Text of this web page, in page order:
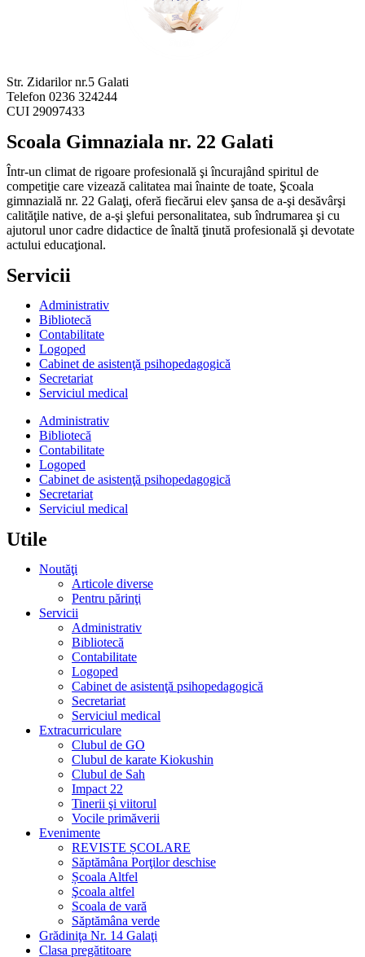
Str. Zidarilor nr.5 Galati
Telefon 0236 324244
CUI 29097433
Scoala Gimnaziala nr. 22 Galati
Într-un climat de rigoare profesională şi încurajând spiritul de
competiţie care vizează calitatea mai înainte de toate, Şcoala
gimnazială nr. 22 Galaţi, oferă fiecărui elev şansa de a-şi desăvârşi
calităţile native, de a-şi şlefui personalitatea, sub îndrumarea şi cu
ajutorul unor cadre didactice de înaltă ţinută profesională şi devotate
actului educaţional.
Servicii
Administrativ
Bibliotecă
Contabilitate
Logoped
Cabinet de asistenţă psihopedagogică
Secretariat
Serviciul medical
Administrativ
Bibliotecă
Contabilitate
Logoped
Cabinet de asistenţă psihopedagogică
Secretariat
Serviciul medical
Utile
Noutăţi
Articole diverse
Pentru părinţi
Servicii
Administrativ
Bibliotecă
Contabilitate
Logoped
Cabinet de asistenţă psihopedagogică
Secretariat
Serviciul medical
Extracurriculare
Clubul de GO
Clubul de karate Kiokushin
Clubul de Sah
Impact 22
Tinerii şi viitorul
Vocile primăverii
Evenimente
REVISTE ȘCOLARE
Săptămâna Porţilor deschise
Școala Altfel
Şcoala altfel
Scoala de vară
Săptămâna verde
Grădiniţa Nr. 14 Galaţi
Clasa pregătitoare